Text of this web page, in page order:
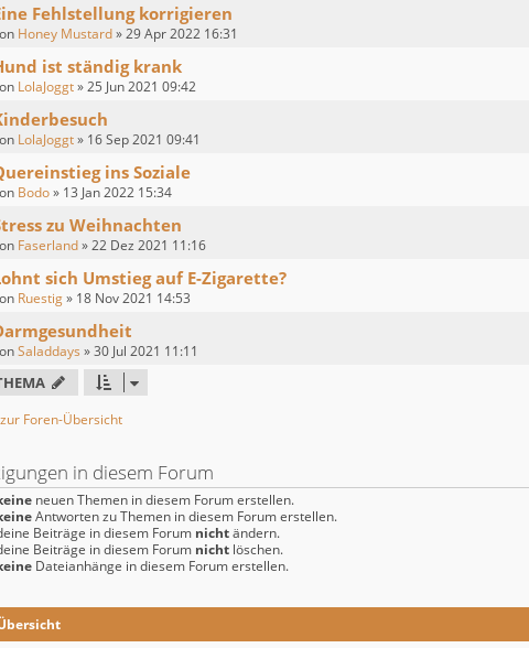
Fehlstellung korrigieren
Honey Mustard»29 Apr 2022 16:31
ist ständig krank
LolaJoggt»25 Jun 2021 09:42
LolaJoggt» 16 Sep 2021 09:41
ins Soziale
Bodo» 13 Jan 2022 15:34
zu Weihnachten
Faserland»22 Dez 2021 11:16
sich Umstieg auf E-Zigarette?
Ruestig» 18 Nov 2021 14:53
Saladdays »30 Jul 2021 11:11
Foren-Übersicht
in diesem Forum
neuen Themen in diesem Forum erstellen.
Antworten zu Themen in diesem Forum erstellen.
Beiträge in diesem Forum nichtändern.
Beiträge in diesem Forum nicht löschen.
Dateianhänge in diesem Forum erstellen.